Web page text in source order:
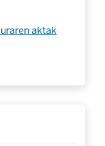
aktak